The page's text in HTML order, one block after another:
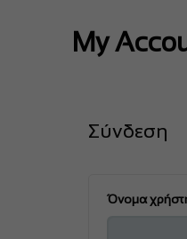
My
Σύνδεση
Όνομα